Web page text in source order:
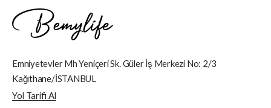
Emniyetevler Mh Yeniçeri Sk. Güler İş Merkezi No: 2/3
Kağıthane/İSTANBUL
Yol Tarifi Al